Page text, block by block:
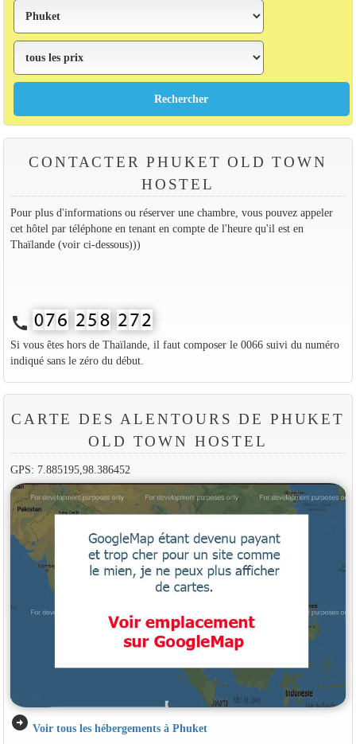
CONTACTER PHUKET OLD TOWN
HOSTEL
Pour plus d'informations ou réserver une chambre, vous pouvez appeler
cet hôtel par téléphone en tenant en compte de l'heure qu'il est en
Thaïlande (voir ci-dessous)))
call
Si vous êtes hors de Thaïlande, il faut composer le 0066 suivi du numéro
indiqué sans le zéro du début.
CARTE DES ALENTOURS DE PHUKET
OLD TOWN HOSTEL
GPS: 7.885195,98.386452
arrow_circle_right Voir tous les hébergements à Phuket